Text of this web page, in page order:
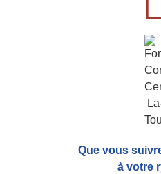
Que vous
à votre